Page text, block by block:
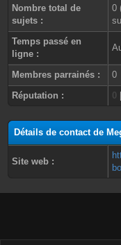
Nombre total de
sujets :
0
Temps passé en
ligne :
Membres parrainés :
0
Réputation :
0
Détails de contact de
Site web :